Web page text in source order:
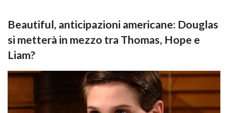
Beautiful, anticipazioni americane: Douglas
si metterà in mezzo tra Thomas, Hope e
Liam?